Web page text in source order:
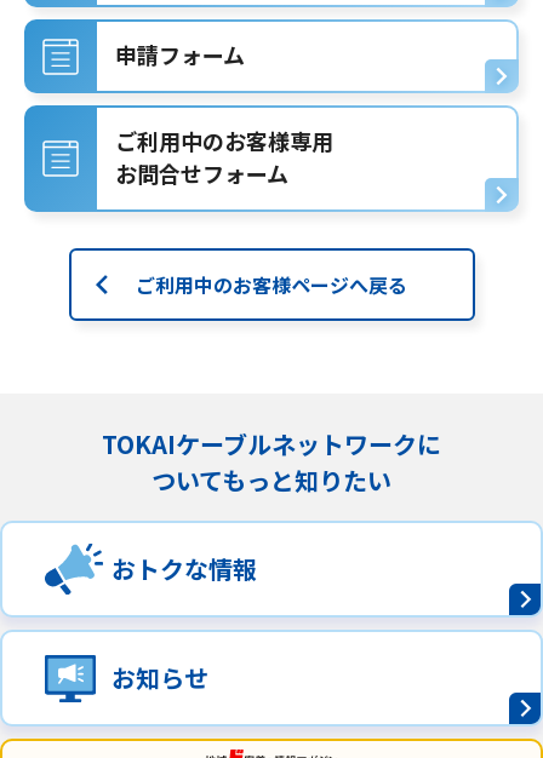
申請フォーム
ご利用中のお客様専用
お問合せフォーム
ご利用中のお客様ページへ戻る
TOKAIケーブルネットワークに
ついてもっと知りたい
おトクな情報
お知らせ